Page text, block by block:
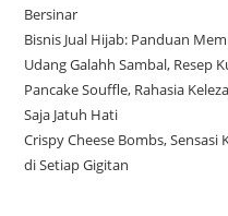
Bersinar
Bisnis Jual Hijab: Panduan
Udang Galahh Sambal, Resep
Pancake Souffle, Rahasia
Saja Jatuh Hati
Crispy Cheese Bombs,
di Setiap Gigitan